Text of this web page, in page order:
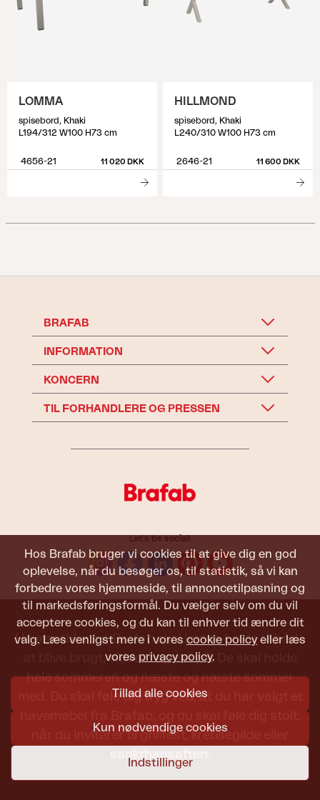
Hos Brafab bruger vi cookies til at give dig en god
oplevelse, når du besøger os, til statistik, så vi kan
forbedre vores hjemmeside, til annoncetilpasning og
til markedsføringsformål. Du vælger selv om du vil
acceptere cookies, og du kan til enhver tid ændre dit
valg. Læs venligst mere i vores cookie policy eller læs
vores privacy policy.
Tillad alle cookies
Kun nødvendige cookies
Indstillinger
LOMMA
spisebord, Khaki
L194/312 W100 H73 cm
4656-21 11 020 DKK
HILLMOND
spisebord, Khaki
L240/310 W100 H73 cm
2646-21 11 600 DKK
BRAFAB
INFORMATION
KONCERN
TIL FORHANDLERE OG PRESSEN
Let's be social!
Havemøbler fra Brafab skal kunne holde til både
at blive brugt, siddet i og set på. De skal holde
hele sommeren og næste og næste sommer
med. Du skal føle dig tryg ved, at du har valgt et
når du inviterer til grillfest, krebsegilde eller